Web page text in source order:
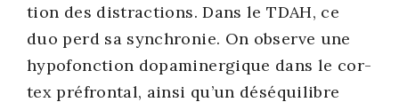
tion des dis­trac­tions. Dans le TDAH, ce
duo perd sa syn­chro­nie. On observe une
hypo­fonc­tion dopa­mi­ner­gique dans le cor­
tex pré­fron­tal, ain­si qu’un dés­équi­libre